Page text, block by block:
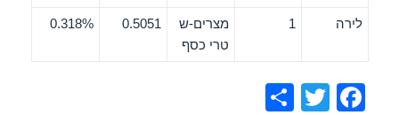
לירה 1
מצרים-ש
טרי כסף
0.5051
0.318%
F
T